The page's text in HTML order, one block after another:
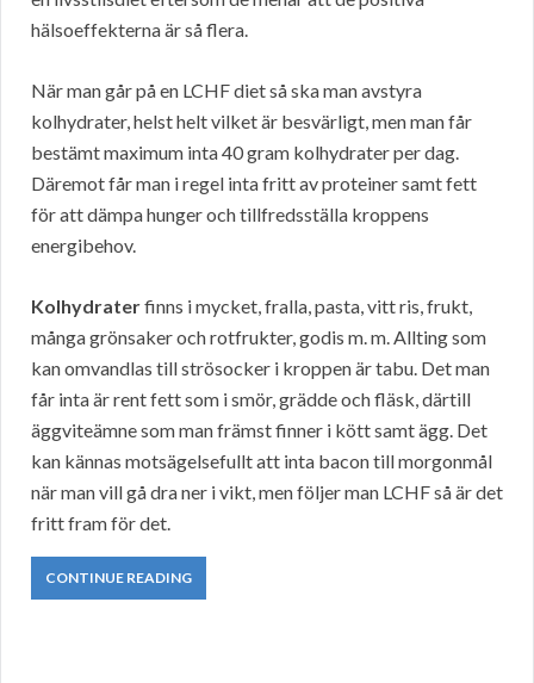
hälsoeffekterna är så flera.
När man går på en LCHF diet så ska man avstyra
kolhydrater, helst helt vilket är besvärligt, men man får
bestämt maximum inta 40 gram kolhydrater per dag.
Däremot får man i regel inta fritt av proteiner samt fett
för att dämpa hunger och tillfredsställa kroppens
energibehov.
Kolhydraterfinns i mycket, fralla, pasta, vitt ris, frukt,
många grönsaker och rotfrukter, godis m. m. Allting som
kan omvandlas till strösocker i kroppen är tabu. Det man
får inta är rent fett som i smör, grädde och fläsk, därtill
äggviteämne som man främst finner i kött samt ägg. Det
kan kännas motsägelsefullt att inta bacon till morgonmål
när man vill gå dra ner i vikt, men följer man LCHF så är det
fritt fram för det.
CONTINUE READING